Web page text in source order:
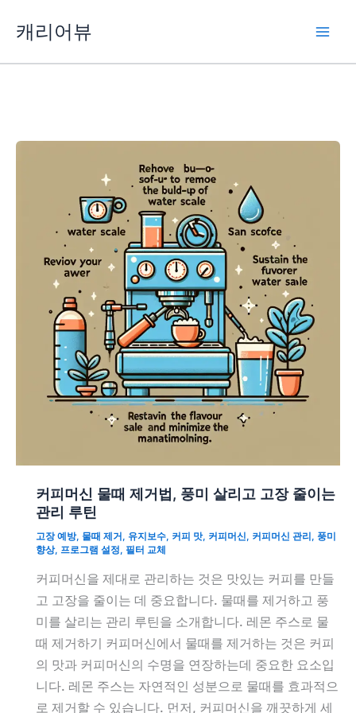
캐리어뷰
커피머신 물때 제거법, 풍미 살리고 고장 줄이는
관리 루틴
고장 예방, 물때 제거 , 유지보수, 커피 맛, 커피머신, 커피머신 관리 , 풍미
향상, 프로그램 설정, 필터 교체
커피머신을 제대로 관리하는 것은 맛있는 커피를 만들
고 고장을 줄이는 데 중요합니다. 물때를 제거하고 풍
미를 살리는 관리 루틴을 소개합니다. 레몬 주스로 물
때 제거하기 커피머신에서 물때를 제거하는 것은 커피
의 맛과 커피머신의 수명을 연장하는데 중요한 요소입
니다. 레몬 주스는 자연적인 성분으로 물때를 효과적으
로 제거할 수 있습니다. 먼저, 커피머신을 깨끗하게 세